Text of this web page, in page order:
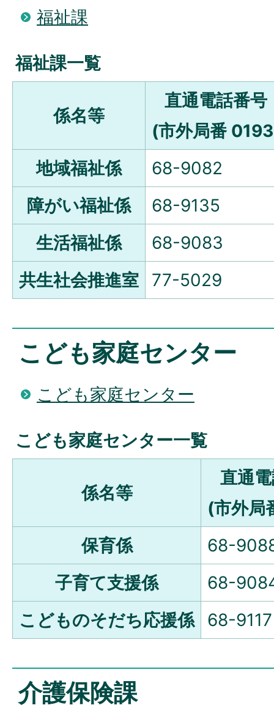
福祉課
福祉課一覧
係名等
直通電話番号
(市外局番
地域福祉係
68-9082
障がい福祉係
68-9135
生活福祉係
68-9083
共生社会推進室
77-5029
こども家庭センター
こども家庭センター
こども家庭センター一覧
係名等
直通
(市外局
保育係
68-
子育て支援係
68-
こどものそだち応援係
68-9117
介護保険課